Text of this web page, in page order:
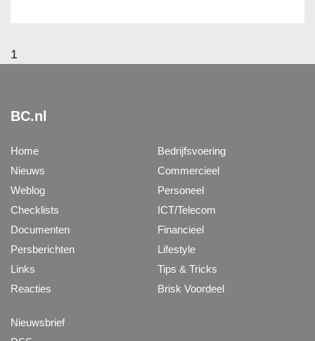
1
BC.nl
Home
Nieuws
Weblog
Checklists
Documenten
Persberichten
Links
Reacties
Bedrijfsvoering
Commercieel
Personeel
ICT/Telecom
Financieel
Lifestyle
Tips & Tricks
Brisk Voordeel
Nieuwsbrief